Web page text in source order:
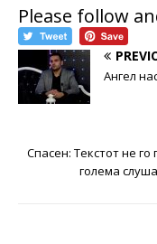
Please follow
Ангел
Спасен: Текстот не
голема